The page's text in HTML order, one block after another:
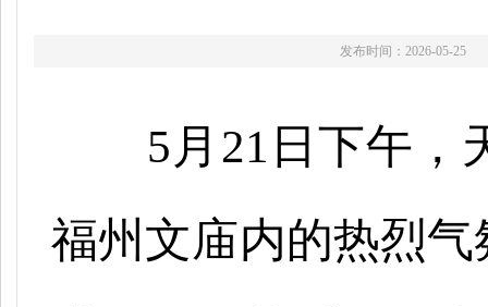
发布时间：2026-05-25
5月21日下午，
福州文庙内的热烈